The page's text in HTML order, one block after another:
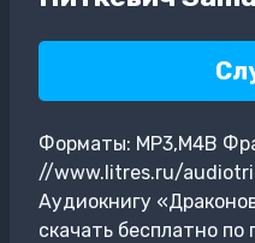
Форматы: MP3,M4B
//www.litres.ru/
Аудиокнигу
скачать бесплатно по